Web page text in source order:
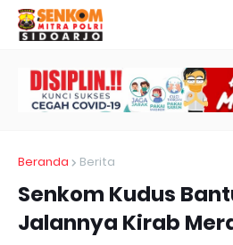
Beranda Berita
Senkom Kudus
Jalannya Kirab